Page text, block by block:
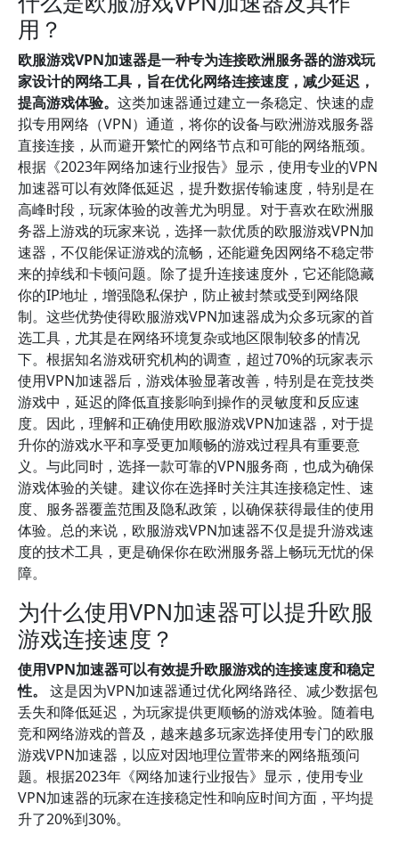
用？
欧服游戏VPN加速器是一种专为连接欧洲服务器的游戏玩
家设计的网络工具，旨在优化网络连接速度，减少延迟，
提高游戏体验。 这类加速器通过建立一条稳定、快速的虚
拟专用网络（VPN）通道，将你的设备与欧洲游戏服务器
直接连接，从而避开繁忙的网络节点和可能的网络瓶颈。
根据《2023年网络加速行业报告》显示，使用专业的VPN
加速器可以有效降低延迟，提升数据传输速度，特别是在
高峰时段，玩家体验的改善尤为明显。对于喜欢在欧洲服
务器上游戏的玩家来说，选择一款优质的欧服游戏VPN加
速器，不仅能保证游戏的流畅，还能避免因网络不稳定带
来的掉线和卡顿问题。除了提升连接速度外，它还能隐藏
你的IP地址，增强隐私保护，防止被封禁或受到网络限
制。这些优势使得欧服游戏VPN加速器成为众多玩家的首
选工具，尤其是在网络环境复杂或地区限制较多的情况
下。根据知名游戏研究机构的调查，超过70%的玩家表示
使用VPN加速器后，游戏体验显著改善，特别是在竞技类
游戏中，延迟的降低直接影响到操作的灵敏度和反应速
度。因此，理解和正确使用欧服游戏VPN加速器，对于提
升你的游戏水平和享受更加顺畅的游戏过程具有重要意
义。与此同时，选择一款可靠的VPN服务商，也成为确保
游戏体验的关键。建议你在选择时关注其连接稳定性、速
度、服务器覆盖范围及隐私政策，以确保获得最佳的使用
体验。总的来说，欧服游戏VPN加速器不仅是提升游戏速
度的技术工具，更是确保你在欧洲服务器上畅玩无忧的保
障。
为什么使用VPN加速器可以提升欧服
游戏连接速度？
使用VPN加速器可以有效提升欧服游戏的连接速度和稳定
性。
这是因为VPN加速器通过优化网络路径、减少数据包
丢失和降低延迟，为玩家提供更顺畅的游戏体验。随着电
竞和网络游戏的普及，越来越多玩家选择使用专门的欧服
游戏VPN加速器，以应对因地理位置带来的网络瓶颈问
题。根据2023年《网络加速行业报告》显示，使用专业
VPN加速器的玩家在连接稳定性和响应时间方面，平均提
升了20%到30%。